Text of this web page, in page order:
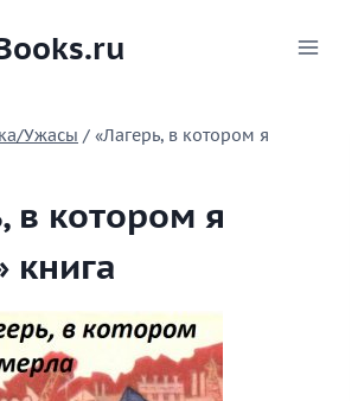
Ужасы / «Лагерь, в котором я
в котором я
книга